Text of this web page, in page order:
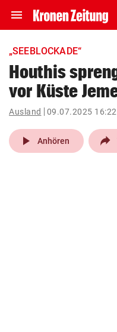
menu Navigation
ein-/ausklappen
account_circle Anmelden
pin_drop
Wien
„SEEBLOCKADE“
Houthis
vor Küste
Ausland 09.07.2025 16:22
play_arrow Anhören